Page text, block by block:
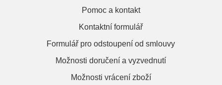
Pomoc a kontakt
Kontaktní formulář
Formulář pro odstoupení od smlouvy
Možnosti doručení a vyzvednutí
Možnosti vrácení zboží